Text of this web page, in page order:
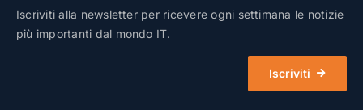
Iscriviti alla newsletter per ricevere ogni settimana le notizie
più importanti dal mondo IT.
Iscriviti